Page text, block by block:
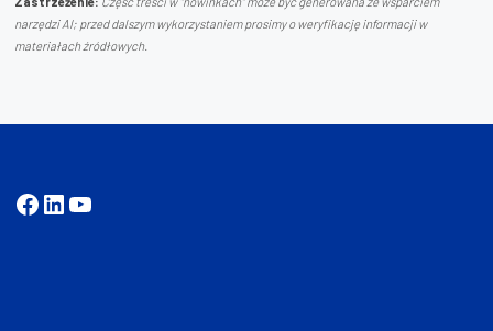
narzędzi AI; przed dalszym wykorzystaniem prosimy o weryfikację informacji w
materiałach źródłowych.
Facebook
LinkedIn
YouTube